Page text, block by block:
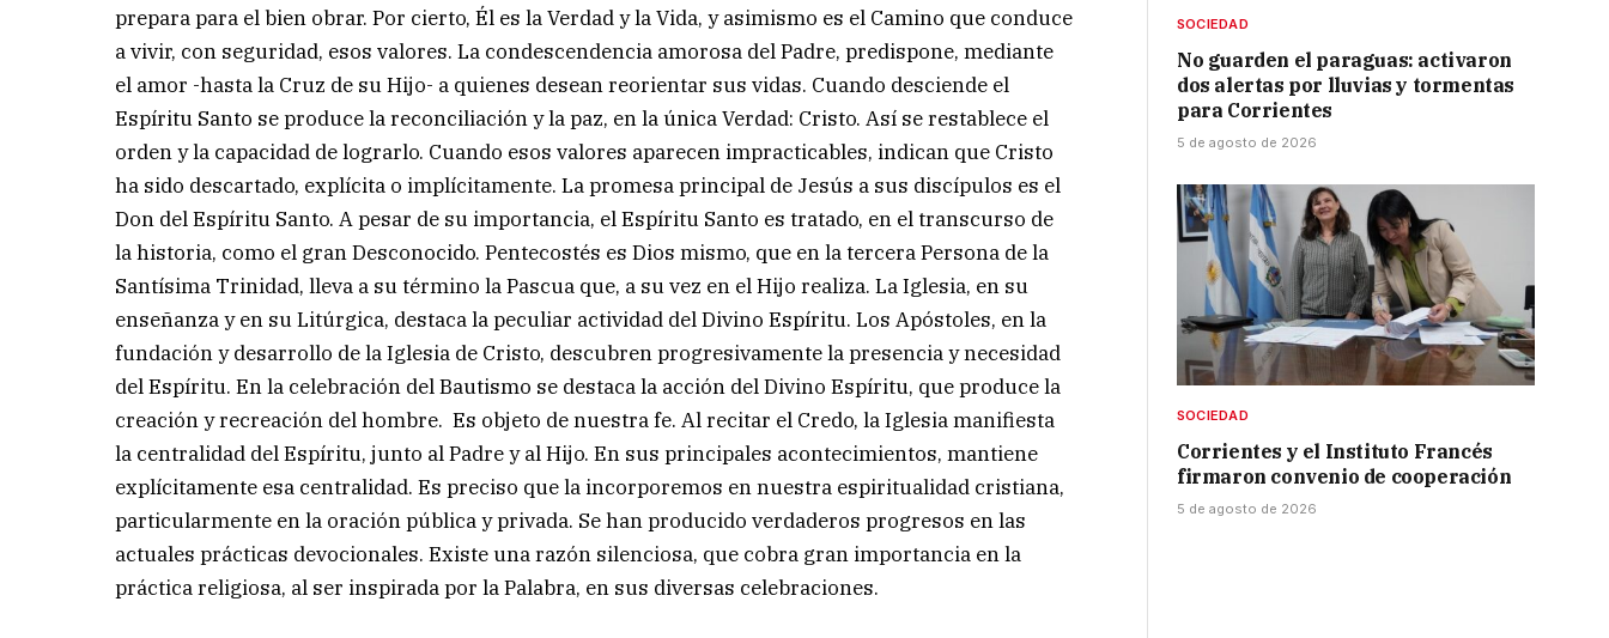
prepara para el bien obrar. Por cierto, Él es la Verdad y la Vida, y asimismo es el Camino que conduce
a vivir, con seguridad, esos valores. La condescendencia amorosa del Padre, predispone, mediante
el amor -hasta la Cruz de su Hijo- a quienes desean reorientar sus vidas. Cuando desciende el
Espíritu Santo se produce la reconciliación y la paz, en la única Verdad: Cristo. Así se restablece el
orden y la capacidad de lograrlo. Cuando esos valores aparecen impracticables, indican que Cristo
ha sido descartado, explícita o implícitamente. La promesa principal de Jesús a sus discípulos es el
Don del Espíritu Santo. A pesar de su importancia, el Espíritu Santo es tratado, en el transcurso de
la historia, como el gran Desconocido. Pentecostés es Dios mismo, que en la tercera Persona de la
Santísima Trinidad, lleva a su término la Pascua que, a su vez en el Hijo realiza. La Iglesia, en su
enseñanza y en su Litúrgica, destaca la peculiar actividad del Divino Espíritu. Los Apóstoles, en la
fundación y desarrollo de la Iglesia de Cristo, descubren progresivamente la presencia y necesidad
del Espíritu. En la celebración del Bautismo se destaca la acción del Divino Espíritu, que produce la
creación y recreación del hombre. Es objeto de nuestra fe. Al recitar el Credo, la Iglesia manifiesta
la centralidad del Espíritu, junto al Padre y al Hijo. En sus principales acontecimientos, mantiene
explícitamente esa centralidad. Es preciso que la incorporemos en nuestra espiritualidad cristiana,
particularmente en la oración pública y privada. Se han producido verdaderos progresos en las
actuales prácticas devocionales. Existe una razón silenciosa, que cobra gran importancia en la
práctica religiosa, al ser inspirada por la Palabra, en sus diversas celebraciones.
SOCIEDAD
No guarden el paraguas: activaron
dos alertas por lluvias y tormentas
para Corrientes
5 de agosto de 2026
SOCIEDAD
Corrientes y el Instituto Francés
firmaron convenio de cooperación
5 de agosto de 2026